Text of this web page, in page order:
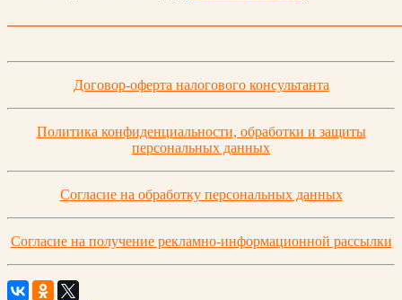
Договор-оферта налогового консультанта
Политика конфиденциальности, обработки и защиты
персональных данных
Согласие на обработку персональных данных
Согласие на получение рекламно-информационной рассылки